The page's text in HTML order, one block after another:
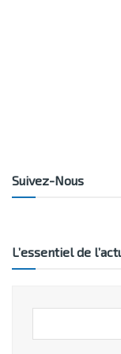
Suivez-Nous
L’essentiel de